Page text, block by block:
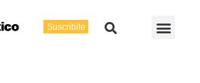
Suscribite Buscar